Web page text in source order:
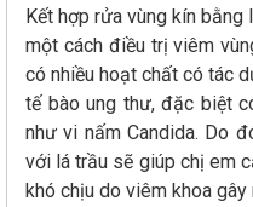
Kết hợp rửa vùng kín
một cách điều trị viêm
có nhiều hoạt chất có tác
tế bào ung thư, đặc biệt
như vi nấm Candida. Do
với lá trầu sẽ giúp chị em
khó chịu do viêm khoa gây